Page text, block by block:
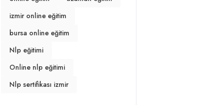
izmir online eğitim
bursa online eğitim
Nlp eğitimi
Online nlp eğitimi
Nlp sertifikası izmir